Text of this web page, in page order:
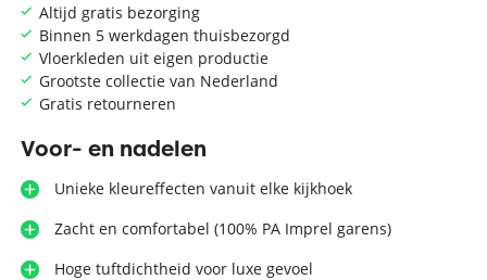
Altijd gratis bezorging
Binnen 5 werkdagen thuisbezorgd
Vloerkleden uit eigen productie
Grootste collectie van Nederland
Gratis retourneren
Voor- en nadelen
Unieke kleureffecten vanuit elke kijkhoek
Zacht en comfortabel (100% PA Imprel garens)
Hoge tuftdichtheid voor luxe gevoel